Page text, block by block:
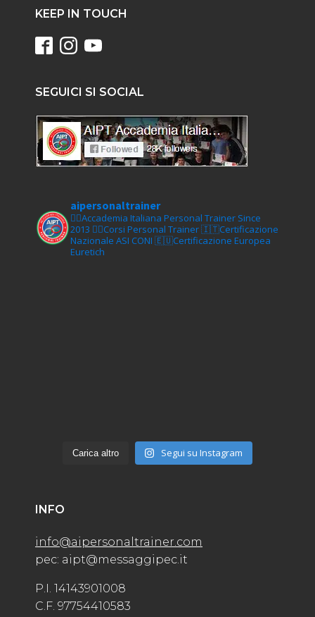
KEEP IN TOUCH
SEGUICI SI SOCIAL
aipersonaltrainer
🏋‍♀️Accademia Italiana Personal Trainer Since
2013 🏋‍♂️Corsi Personal Trainer🇮🇹Certificazione
Nazionale ASI CONI 🇪🇺Certificazione Europea
Euretich
Carica altro Segui su Instagram
INFO
info@aipersonaltrainer.com
pec: aipt@messaggipec.it
P.I. 14143901008
C.F. 97754410583